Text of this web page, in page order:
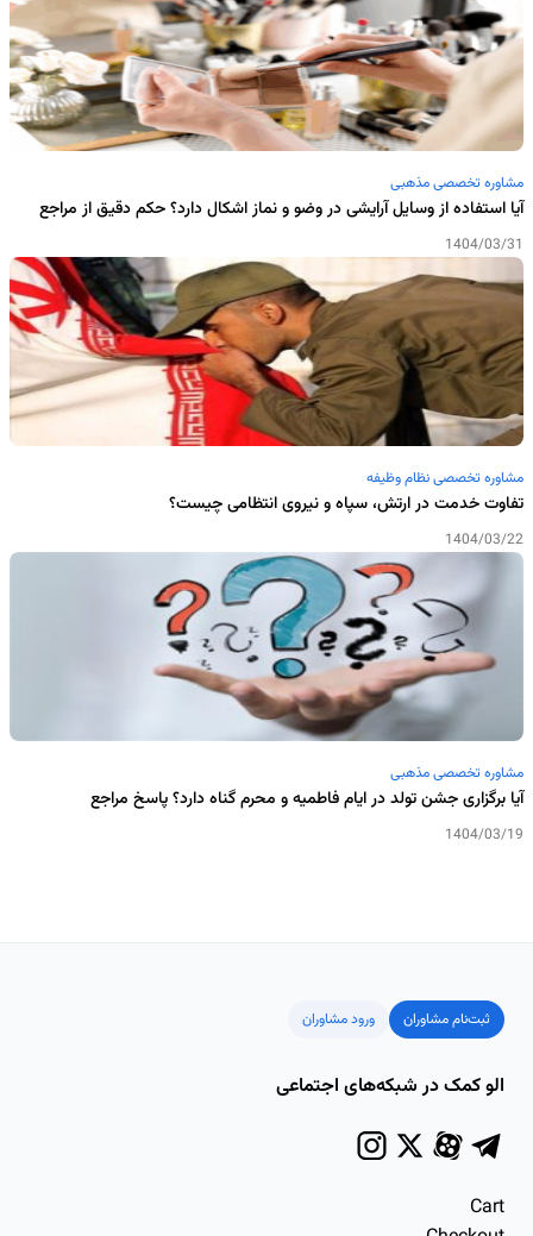
مشاوره تخصصی مذهبی
آیا استفاده از وسایل آرایشی در وضو و نماز اشکال دارد؟ حکم دقیق از مراجع
1404/03/31
مشاوره تخصصی نظام وظیفه
تفاوت خدمت در ارتش، سپاه و نیروی انتظامی چیست؟
1404/03/22
مشاوره تخصصی مذهبی
آیا برگزاری جشن تولد در ایام فاطمیه و محرم گناه دارد؟ پاسخ مراجع
1404/03/19
ثبت‌نام مشاوران ورود مشاوران
الو کمک در شبکه‌های اجتماعی
Cart